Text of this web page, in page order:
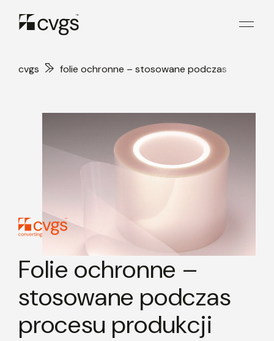
cvgs
folie ochronne – stosowane podczas
Folie ochronne –
stosowane podczas
procesu produkcji